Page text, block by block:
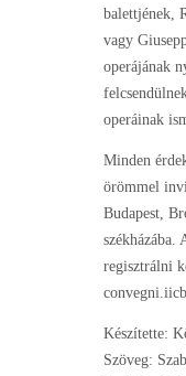
balettjének,
vagy
operájának
operáinak
Minden
örömmel
Budapest,
székházába.
regisztrálni
Készítette:
Szöveg: